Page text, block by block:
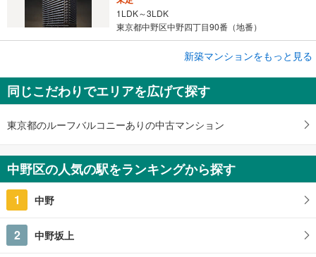
1LDK～3LDK
東京都中野区中野四丁目90番（地番）
新築マンション
アトラス中野フロント
7,280万円～1億6,980万円
1LDK・2LDK
新築マンションをもっと見る
同じこだわりでエリアを広げて探す
東京都のルーフバルコニーありの中古マンション
中野区の人気の駅をランキングから探す
1 中野
2 中野坂上